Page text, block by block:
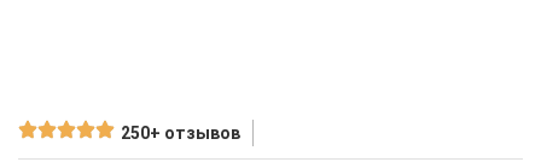
250+ отзывов